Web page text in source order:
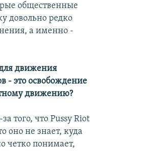
общественные
довольно редко
а именно -
движения
- это освобождение
движению?
того, что Pussy Riot
оно не знает, куда
четко понимает,